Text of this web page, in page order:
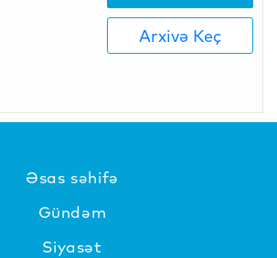
Arxivə Keç
Əsas səhifə
Gündəm
Siyasət